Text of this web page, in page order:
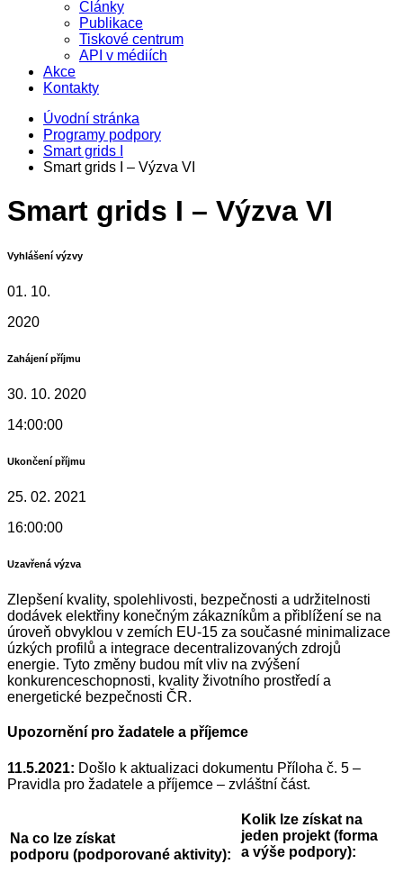
Články
Publikace
Tiskové centrum
API v médiích
Akce
Kontakty
Úvodní stránka
Programy podpory
Smart grids I
Smart grids I – Výzva VI
Smart grids I – Výzva VI
Vyhlášení výzvy
01. 10.
2020
Zahájení příjmu
30. 10. 2020
14:00:00
Ukončení příjmu
25. 02. 2021
16:00:00
Uzavřená výzva
Zlepšení kvality, spolehlivosti, bezpečnosti a udržitelnosti
dodávek elektřiny konečným zákazníkům a přiblížení se na
úroveň obvyklou v zemích EU-15 za současné minimalizace
úzkých profilů a integrace decentralizovaných zdrojů
energie. Tyto změny budou mít vliv na zvýšení
konkurenceschopnosti, kvality životního prostředí a
energetické bezpečnosti ČR.
Upozornění pro žadatele a příjemce
11.5.2021: Došlo k aktualizaci dokumentu Příloha č. 5 –
Pravidla pro žadatele a příjemce – zvláštní část.
Na co lze získat
podporu (podporované aktivity):
Kolik lze získat na
jeden projekt (forma
a výše podpory):